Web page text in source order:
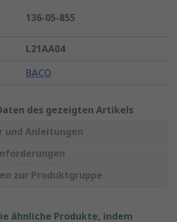
136-05-855
L21AA04
BACO
des gezeigten Artikels
Anleitungen
zur Produktgruppe
ähnliche Produkte, indem